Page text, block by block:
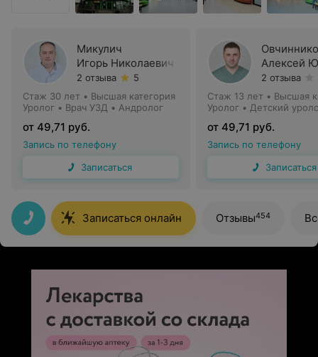
Микулич
Игорь Николаевич
2 отзыва
5
Стаж 30 лет • Высшая категория
Уролог • Врач УЗД • Андролог
от 49,71 руб.
Запись по телефону
Записаться
Алексей
2 отзыва
Стаж 13 лет • Высшая
Уролог • Детский
от 49,71 руб.
Запись по телефону
Записаться
Записаться онлайн Отзывы454